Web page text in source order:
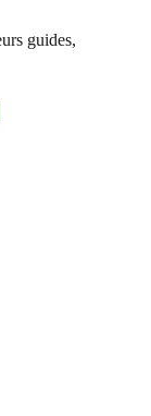
guides,